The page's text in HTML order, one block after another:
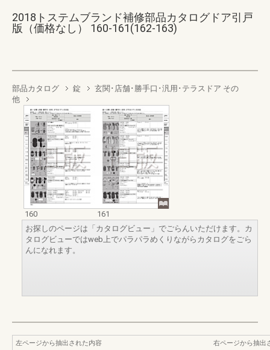
2018トステムブランド補修部品カタログドア引戸
版（価格なし） 160-161(162-163)
部品カタログ 錠
玄関･店舗･勝手口･汎用･テラスドア その
他
160
161
お探しのページは「カタログビュー」でごらんいただけます。カ
タログビューではweb上でパラパラめくりながらカタログをごら
んになれます。
左ページから抽出された内容
右ページから抽出